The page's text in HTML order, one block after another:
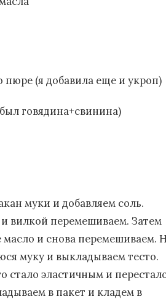
пюре (я добавила еще и укроп)
говядина+свинина)
муки и добавляем соль.
вилкой перемешиваем. Затем
масло и снова перемешиваем.
муку и выкладываем тесто.
стало эластичным и
в пакет и кладем в